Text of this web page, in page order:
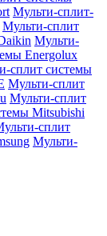
Мульти-сплит-
Мульти-сплит
Мульти-
Energolux
сплит системы
Мульти-сплит
Мульти-сплит
Mitsubishi
сплит
Мульти-